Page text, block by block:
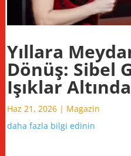
Yıllara
Dönüş: Sibel
Işıklar Altında
Haz 21, 2026 | Magazin
daha fazla bilgi edinin